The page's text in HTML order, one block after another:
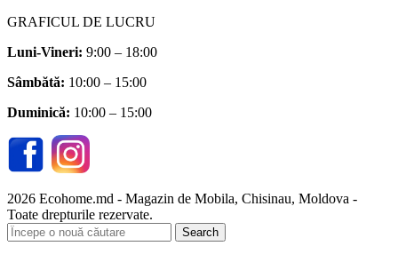
GRAFICUL DE LUCRU
Luni-Vineri: 9:00 – 18:00
Sâmbătă: 10:00 – 15:00
Duminică: 10:00 – 15:00
2026 Ecohome.md - Magazin de Mobila, Chisinau, Moldova -
Toate drepturile rezervate.
Search